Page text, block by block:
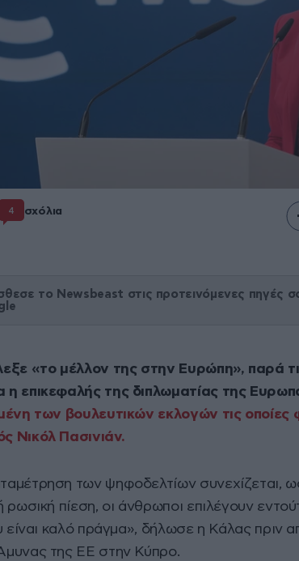
4 σχόλια
το Newsbeast στις προτεινόμενες πηγές
«το μέλλον της στην Ευρώπη», παρά
επικεφαλής της διπλωματίας της
των βουλευτικών εκλογών τις οποίες
Νικόλ Πασινιάν.
των ψηφοδελτίων συνεχίζεται,
ρωσική πίεση, οι άνθρωποι επιλέγουν
είναι καλό πράγμα», δήλωσε η Κάλας πριν
της ΕΕ στην Κύπρο.